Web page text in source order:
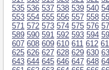
535 536 537 538 539 540
553 554 555 556 557 558
571 572 573 574 575 576
589 590 591 592 593 594
607 608 609 610 611 612
625 626 627 628 629 630
643 644 645 646 647 648